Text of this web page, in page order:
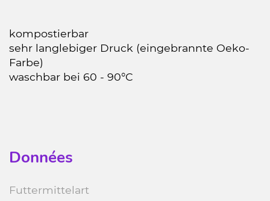
kompostierbar
sehr langlebiger Druck (eingebrannte Oeko-
Farbe)
waschbar bei 60 - 90°C
Données
Futtermittelart